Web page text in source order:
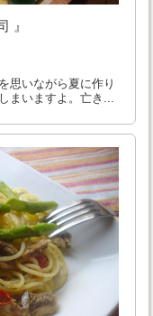
』
思いながら夏に作り
まいますよ。亡き...